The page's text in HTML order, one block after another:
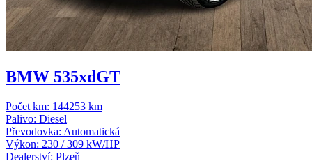
BMW 535xdGT
Počet km: 144253 km
Palivo: Diesel
Převodovka: Automatická
Výkon: 230 / 309 kW/HP
Dealerství: Plzeň